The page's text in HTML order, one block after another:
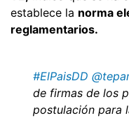
establece la norma
reglamentarios.
#ElPaisDD
de firmas de los
postulación para